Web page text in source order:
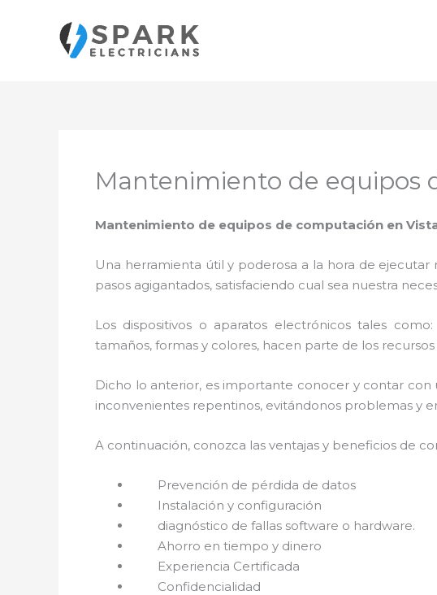
contenido
Mantenimiento de equipos
Mantenimiento de equipos de computación en
Una herramienta útil y poderosa a la hora de
pasos agigantados, satisfaciendo cual sea nuestra
Los dispositivos o aparatos electrónicos tales
tamaños, formas y colores, hacen parte de los
Dicho lo anterior, es importante conocer y contar
inconvenientes repentinos, evitándonos problemas y
A continuación, conozca las ventajas y beneficios de
Prevención de pérdida de datos
Instalación y configuración
diagnóstico de fallas software o hardware.
Ahorro en tiempo y dinero
Experiencia Certificada
Confidencialidad